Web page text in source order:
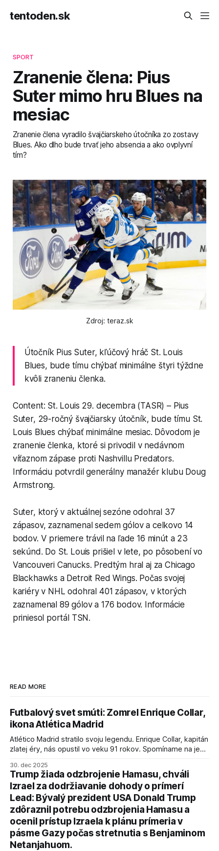
tentoden.sk
SPORT
Zranenie člena: Pius
Suter mimo hru Blues na
mesiac
Zranenie člena vyradilo švajčiarskeho útočníka zo zostavy
Blues. Ako dlho bude trvať jeho absencia a ako ovplyvní
tím?
Zdroj: teraz.sk
Útočník Pius Suter, kľúčový hráč St. Louis
Blues, bude tímu chýbať minimálne štyri týždne
kvôli zraneniu členka.
Content: St. Louis 29. decembra (TASR) – Pius
Suter, 29-ročný švajčiarsky útočník, bude tímu St.
Louis Blues chýbať minimálne mesiac. Dôvodom je
zranenie členka, ktoré si privodil v nedávnom
víťaznom zápase proti Nashvillu Predators.
Informáciu potvrdil generálny manažér klubu Doug
Armstrong.
Suter, ktorý v aktuálnej sezóne odohral 37
zápasov, zaznamenal sedem gólov a celkovo 14
bodov. V priemere trávil na ľade 16 minút a 23
sekúnd. Do St. Louis prišiel v lete, po pôsobení vo
Vancouveri Canucks. Predtým hral aj za Chicago
Blackhawks a Detroit Red Wings. Počas svojej
kariéry v NHL odohral 401 zápasov, v ktorých
zaznamenal 89 gólov a 176 bodov. Informácie
priniesol portál TSN.
READ MORE
Futbalový svet smúti: Zomrel Enrique Collar,
ikona Atlética Madrid
Atlético Madrid stratilo svoju legendu. Enrique Collar, kapitán
zlatej éry, nás opustil vo veku 91 rokov. Spomíname na jeho
30. dec 2025
Trump žiada odzbrojenie Hamasu, chváli
Izrael za dodržiavanie dohody o prímerí
Lead: Bývalý prezident USA Donald Trump
zdôraznil potrebu odzbrojenia Hamasu a
ocenil prístup Izraela k plánu prímeria v
pásme Gazy počas stretnutia s Benjaminom
Netanjahuom.